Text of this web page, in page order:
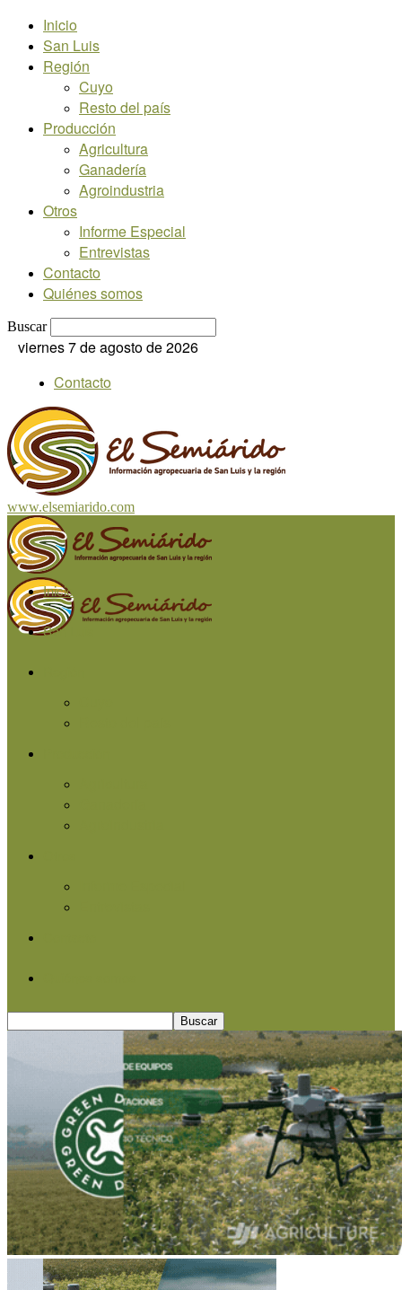
Inicio
San Luis
Región
Cuyo
Resto del país
Producción
Agricultura
Ganadería
Agroindustria
Otros
Informe Especial
Entrevistas
Contacto
Quiénes somos
Buscar
viernes 7 de agosto de 2026
Contacto
www.elsemiarido.com
Inicio
San Luis